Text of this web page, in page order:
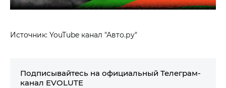
Источник: YouTube канал "Авто.ру"
Подписывайтесь на официальный Телеграм-
канал EVOLUTE